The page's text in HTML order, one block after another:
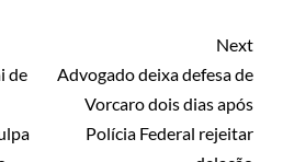
de
Next
Advogado deixa defesa de
Vorcaro dois dias após
Polícia Federal rejeitar